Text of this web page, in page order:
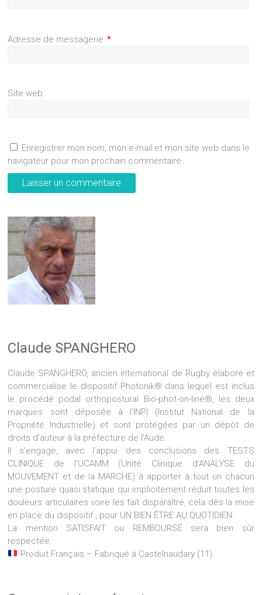
Adresse de messagerie *
Site web
Enregistrer mon nom, mon e-mail et mon site web dans le
navigateur pour mon prochain commentaire.
Claude SPANGHERO
Claude SPANGHERO, ancien international de Rugby élabore et
commercialise le dispositif Photonik® dans lequel est inclus
le procédé podal orthopostural Bio-phot-on-line®, les deux
marques sont déposée à l’INPI (Institut National de la
Propriété Industrielle) et sont protégées par un dépôt de
droits d’auteur à la préfecture de l’Aude.
Il s’engage, avec l’appui des conclusions des TESTS
CLINIQUE de l’UCAMM (Unité Clinique d’ANALYSE du
MOUVEMENT et de la MARCHE) à apporter à tout un chacun
une posture quasi statique qui implicitement réduit toutes les
douleurs articulaires voire les fait disparaître, cela dès la mise
en place du dispositif , pour UN BIEN ÊTRE AU QUOTIDIEN.
La mention SATISFAIT ou REMBOURSÉ sera bien sûr
respectée.
Produit Français – Fabriqué à Castelnaudary (11)